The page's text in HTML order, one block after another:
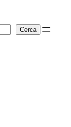
Cerca